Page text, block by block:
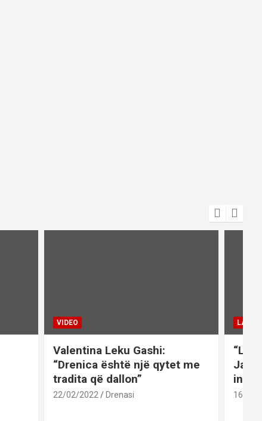
VIDEO
Valentina Leku Gashi:
“Drenica është një qytet me
tradita që dallon”
22/02/2022 Drenasi
LAJME
inati
16/02/